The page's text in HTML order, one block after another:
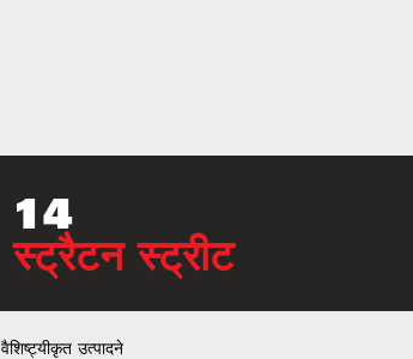
14
स्ट्रैटन स्ट्रीट
वैशिष्ट्यीकृत उत्पादने